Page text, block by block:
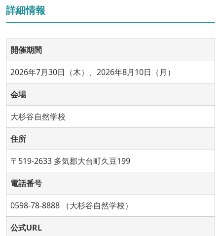
詳細情報
開催期間
2026年7月30日（木）、2026年8月10日（月）
会場
大杉谷自然学校
住所
〒519-2633 多気郡大台町久豆199
電話番号
0598-78-8888 （大杉谷自然学校）
公式URL